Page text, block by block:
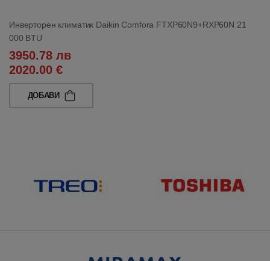
Инверторен климатик Daikin Comfora FTXP60N9+RXP60N 21
000 BTU
3950.78 лв
2020.00 €
ДОБАВИ